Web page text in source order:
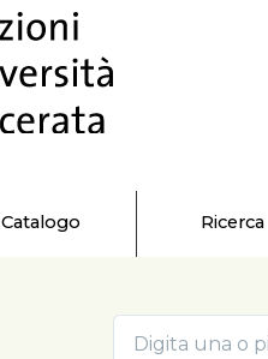
Catalogo Ricerca